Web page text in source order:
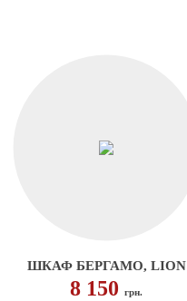
ШКАФ БЕРГАМО, LION
8 150грн.